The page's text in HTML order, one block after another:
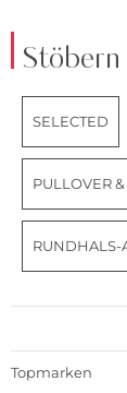
SELECTED
PULLOVER &
RUNDHALS-
Topmarken